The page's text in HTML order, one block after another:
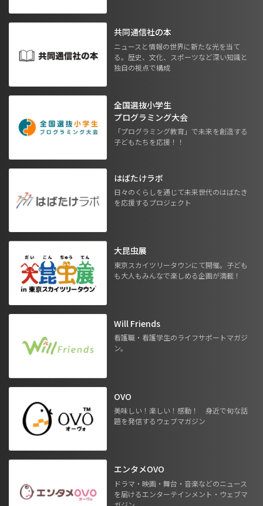
共同通信社の本
ニュースと情報の世界に新たな光を当て
る。歴史、文化、スポーツなど深い知識と
独自の視点で構成
全国選抜小学生
プログラミング大会
「プログラミング教育」で未来を創造する
子どもたちを応援！！
はばたけラボ
日々のくらしを通じて未来世代のはばたき
を応援するプロジェクト
大昆虫展
東京スカイツリータウンにて開催。子ども
も大人もみんなで楽しめる企画が満載！
Will Friends
看護職・看護学生のライフサポートマガジ
ン。
OVO
美味しい！楽しい！感動！ 身近で旬な話
題を発信するウェブマガジン
エンタメOVO
ドラマ・映画・舞台・音楽などのニュース
を届けるエンターテインメント・ウェブマ